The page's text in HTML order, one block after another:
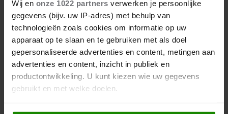
Wij en onze 1022 partners verwerken je persoonlijke
gegevens (bijv. uw IP-adres) met behulp van
technologieën zoals cookies om informatie op uw
apparaat op te slaan en te gebruiken met als doel
gepersonaliseerde advertenties en content, metingen aan
advertenties en content, inzicht in publiek en
productontwikkeling. U kunt kiezen wie uw gegevens
gebruikt en met welke doelen.
DRIESSEN IN HET VLIEGTUIG